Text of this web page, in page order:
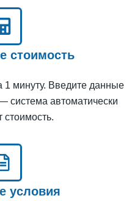
стоимость
1 минуту. Введите данные
система автоматически
стоимость.
условия